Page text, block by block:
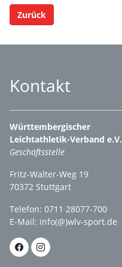
Zurück
Kontakt
Württembergischer
Leichtathletik-Verband e.V.
Geschäftsstelle
Fritz-Walter-Weg 19
70372 Stuttgart
Telefon: 0711 28077-700
E-Mail: info(@)wlv-sport.de